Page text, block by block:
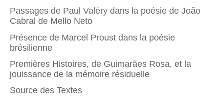
Passages de Paul Valéry dans la poésie de João
Cabral de Mello Neto
Présence de Marcel Proust dans la poésie
brésilienne
Premières Histoires, de Guimarães Rosa, et la
jouissance de la mémoire résiduelle
Source des Textes